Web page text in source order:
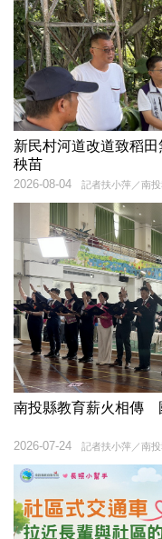
新民村河道改道致稻
秧苗
記者扶小萍／南
2026-08-04
南投縣教育薪火相傳
記者扶小萍／南
2026-07-24